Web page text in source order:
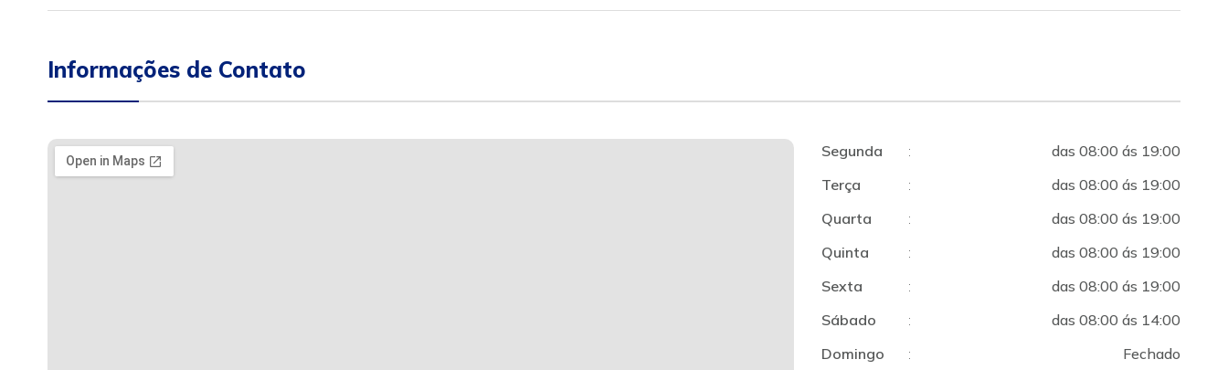
Informações de Contato
Segunda :
das 08:00 ás 19:00
Terça
:
das 08:00 ás 19:00
Quarta
:
das 08:00 ás 19:00
Quinta
:
das 08:00 ás 19:00
Sexta
:
das 08:00 ás 19:00
Sábado
:
das 08:00 ás 14:00
Domingo
: Fechado